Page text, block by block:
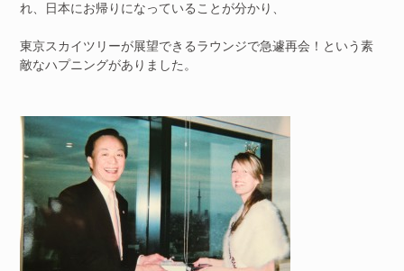
れ、日本にお帰りになっていることが分かり、
東京スカイツリーが展望できるラウンジで急遽再会！という素
敵なハプニングがありました。